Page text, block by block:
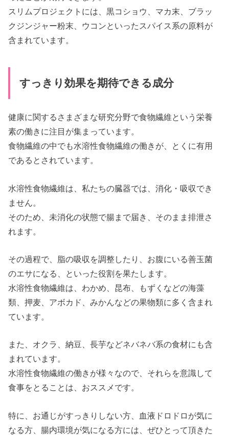
スリムプロジェクトには、黒コショウ、マカ末、ブラッ
クジンジャー粉末、ウコンといったスパイス系の原料が
含まれています。
すっきり効果を期待できる成分
健康に関するさまざまな研究分野で食物繊維という栄養
素の働きに注目が集まっています。
食物繊維の中でも水溶性食物繊維の働きが、とくに有用
であるとされています。
水溶性食物繊維は、私たちの臓器では、消化・吸収でき
ません。
そのため、未消化の状態で腸まで届き、そのまま排泄さ
れます。
その過程で、脂の吸収を調整したり、お腹にいる善玉菌
のエサになる、といった役割を果たします。
水溶性食物繊維は、わかめ、昆布、もずくなどの海藻
類、押麦、アボカド、みかんなどの果物類に多く含まれ
ています。
また、オクラ、納豆、長芋などネバネバ系の食材にも含
まれています。
水溶性食物繊維の働きが様々なので、それらを意識して
食事をとることは、おススメです。
特に、お通じがすっきりしない方、血液ドロドロが気に
なる方、腸内環境が気になる方には、ぜひとって頂きた